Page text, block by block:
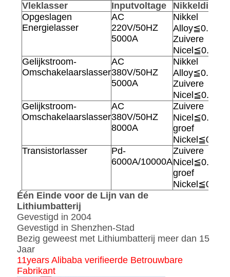
Vleklasser Inputvoltage
Nikkeldikte
Opgeslagen
Energielasser
AC
220V/50HZ
5000A
Nikkel
Alloy≦0.2mm
Zuivere
Gelijkstroom-
Omschakelaarslasser
AC
380V/50HZ
5000A
Nikkel
Alloy≦0.2mm
Zuivere
Gelijkstroom-
Omschakelaarslasser
AC
380V/50HZ
8000A
Zuivere
groef
Transistorlasser
Pd-
6000A/10000A
Zuivere
groef
Één Einde voor de Lijn van de
Lithiumbatterij
Gevestigd in 2004
Gevestigd in Shenzhen-Stad
Bezig geweest met Lithiumbatterij meer dan 15
Jaar
11years Alibaba verifieerde Betrouwbare
Fabrikant